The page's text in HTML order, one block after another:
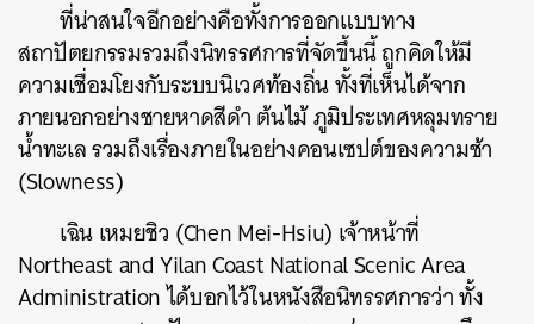
ที่น่าสนใจอีกอย่างคือทั้งการออกแบบทาง
สถาปัตยกรรมรวมถึงนิทรรศการที่จัดขึ้นนี้ ถูกคิดให้มี
ความเชื่อมโยงกับระบบนิเวศท้องถิ่น ทั้งที่เห็นได้จาก
ภายนอกอย่างชายหาดสีดำ ต้นไม้ ภูมิประเทศหลุมทราย
น้ำทะเล รวมถึงเรื่องภายในอย่างคอนเซปต์ของความช้า
(Slowness)
เฉิน เหมยชิว (Chen Mei-Hsiu) เจ้าหน้าที่
Northeast and Yilan Coast National Scenic Area
Administration ได้บอกไว้ในหนังสือนิทรรศการว่า ทั้ง